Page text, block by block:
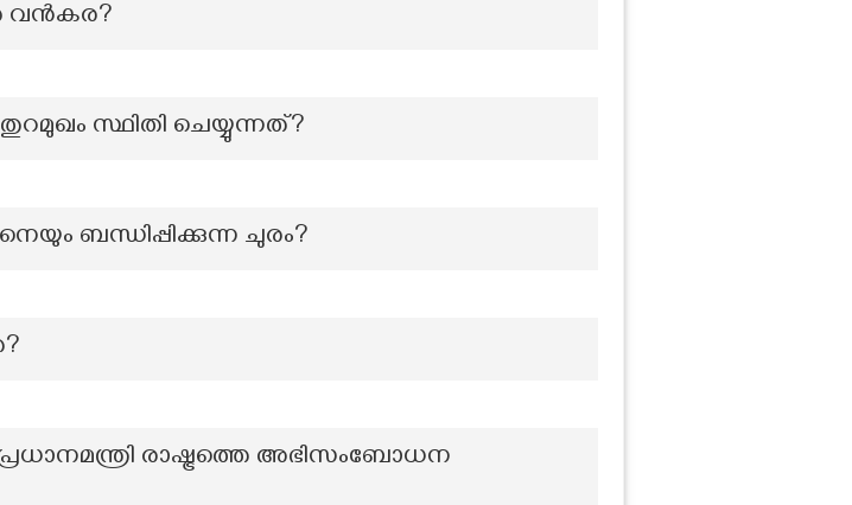
വൻകര?
സ്ഥിതി ചെയ്യുന്നത്?
ബന്ധിപ്പിക്കുന്ന ചുരം?
രാഷ്ട്രത്തെ അഭിസംബോധന